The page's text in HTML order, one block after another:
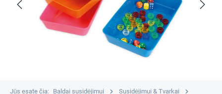
Jūs esate čia: Baldai susidėjimui
Susidėjimui & Tvarkai